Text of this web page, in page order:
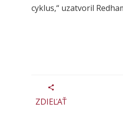
cyklus,“ uzatvoril
ZDIEĽAŤ